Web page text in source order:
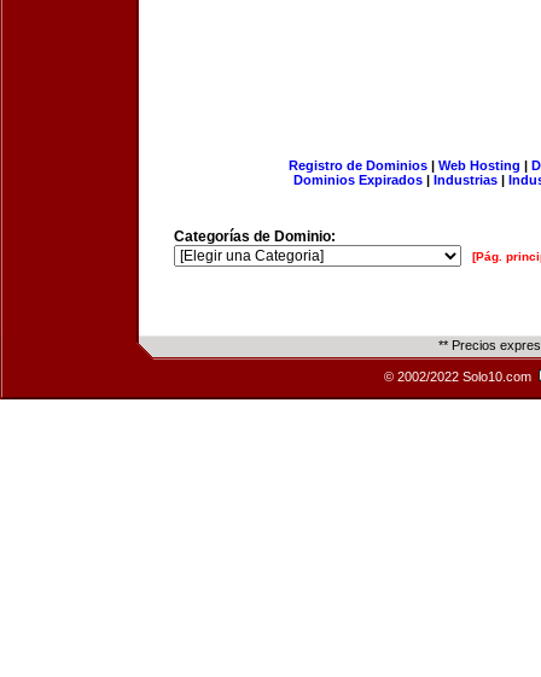
Registro de Dominios| Web Hosting |
Dominios Expirados | Industrias |
Categorías de Dominio:
[Pág.
** Precios
© 2002/2022 Solo10.com